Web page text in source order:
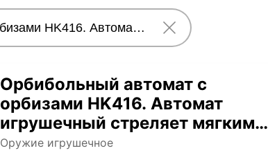
Орбибольный автомат с
орбизами HK416. Автомат
игрушечный стреляет мягкими
пулями orbeez
Оружие игрушечное